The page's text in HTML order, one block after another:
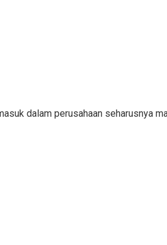
dalam perusahaan seharusnya